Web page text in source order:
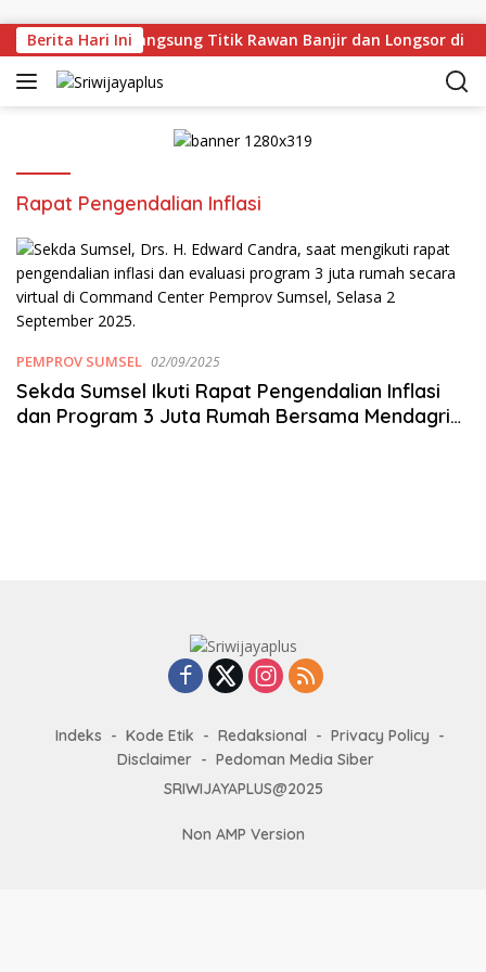
Berita Hari Ini
Deru Tinjau Langsung Titik Rawan Banjir dan Longsor di
Rapat Pengendalian Inflasi
PEMPROV SUMSEL 02/09/2025
Sekda Sumsel Ikuti Rapat Pengendalian Inflasi
dan Program 3 Juta Rumah Bersama Mendagri
Indeks Kode Etik Redaksional
Privacy Policy
Disclaimer
Pedoman Media Siber
SRIWIJAYAPLUS@2025
Non AMP Version